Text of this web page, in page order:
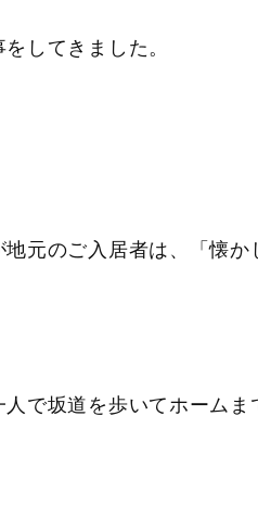
してきました。
元のご入居者は、「懐か
で坂道を歩いてホームま